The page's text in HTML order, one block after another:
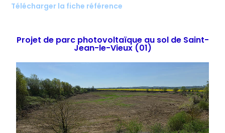
Télécharger la fiche référence
Projet de parc photovoltaïque au sol de Saint-
Jean-le-Vieux (01)